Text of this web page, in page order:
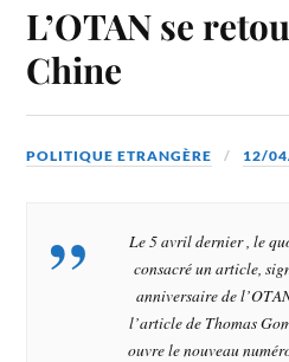
L’OTAN se
Chine
POLITIQUE ETRANGÈRE 12/
Le 5 avril dernier , le
consacré un article,
anniversaire de
l’article de Thomas
ouvre le nouveau